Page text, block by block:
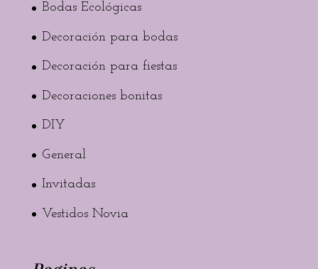
Bodas Ecológicas
Decoración para bodas
Decoración para fiestas
Decoraciones bonitas
DIY
General
Invitadas
Vestidos Novia